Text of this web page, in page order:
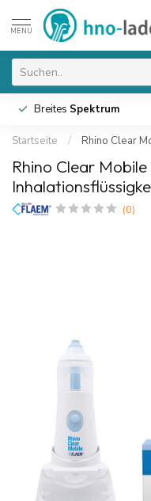
MENU
Breites Spektrum
Startseite / Rhino Clear
Rhino Clear Mobile
(0)